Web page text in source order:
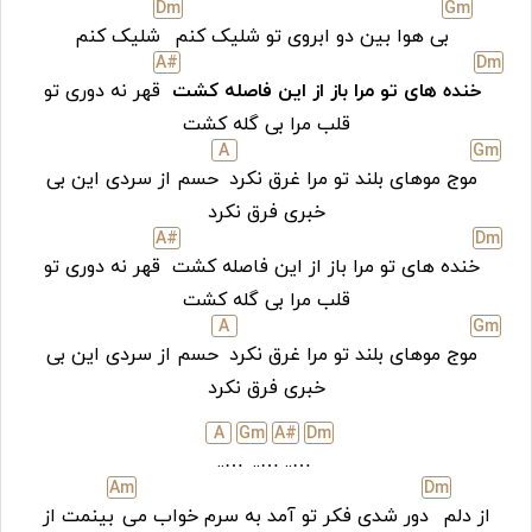
Gm
بی هوا بین دو ابروی تو شلیک کنم
Dm
شلیک کنم
Dm
خنده های تو مرا باز از این فاصله کشت
A#
قهر نه دوری تو
قلب مرا بی گله کشت
Gm
موج موهای بلند تو مرا غرق نکرد
A
حسم از سردی این بی
خبری فرق نکرد
Dm
خنده های تو مرا باز از این فاصله کشت
A#
قهر نه دوری تو
قلب مرا بی گله کشت
Gm
موج موهای بلند تو مرا غرق نکرد
A
حسم از سردی این بی
خبری فرق نکرد
Dm
…..
A#
…..
Gm
…..
A
از دلم
Dm
دور شدی فکر تو آمد به سرم خواب می
Am
بینمت از